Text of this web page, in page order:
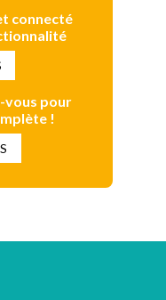
connecté
vous pour
!